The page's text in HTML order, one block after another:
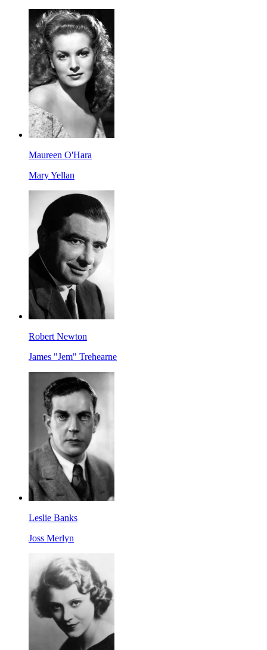
Maureen O'Hara
Mary Yellan
Robert Newton
James "Jem" Trehearne
Leslie Banks
Joss Merlyn